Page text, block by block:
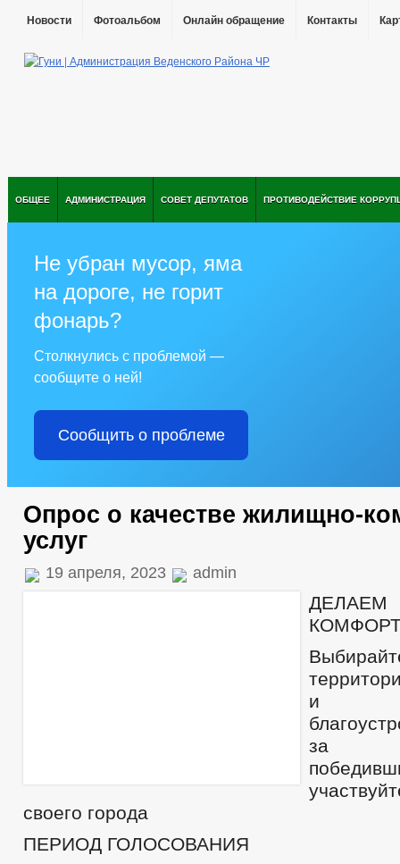
Новости Фотоальбом Онлайн обращение Контакты
ОБЩЕЕ АДМИНИСТРАЦИЯ СОВЕТ ДЕПУТАТОВ ПРОТИВОДЕЙСТВИЕ
Не убран мусор, яма
на дороге, не горит
фонарь?
Столкнулись с проблемой —
сообщите о ней!
Сообщить о проблеме
Опрос о качестве жилищно-
услуг
19 апреля, 2023 admin
и
за
своего города
ПЕРИОД ГОЛОСОВАНИЯ